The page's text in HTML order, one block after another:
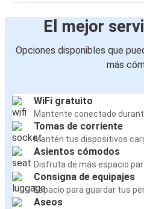
El mejor
Opciones disponibles que
más
WiFi gratuito
Mantente conectado
Tomas de corriente
Mantén tus dispositivos
Asientos cómodos
Disfruta de más espacio
Consigna de equipajes
Espacio para guardar tus
Aseos